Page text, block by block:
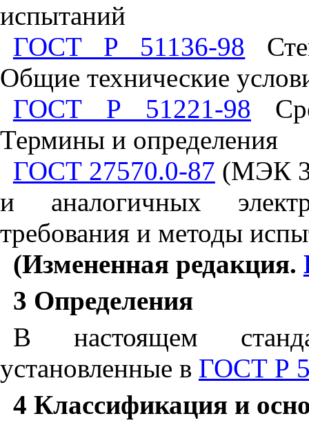
испытаний
ГОСТ Р 51136-98
Общие технические
ГОСТ Р 51221-98
Термины и определения
ГОСТ 27570.0-87 (МЭК
и аналогичных
требования и методы
(Измененная редакция.
3 Определения
В настоящем
установленные в ГОСТ Р
4 Классификация и